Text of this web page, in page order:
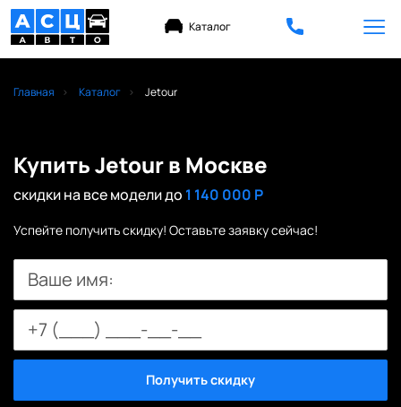
Каталог
Главная Каталог Jetour
Купить Jetour в Москве
скидки на все модели до 1 140 000 Р
Успейте получить скидку! Оставьте заявку сейчас!
Ваше имя:
Получить скидку